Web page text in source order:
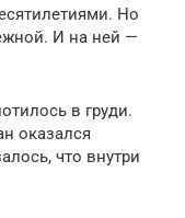
Но
И на ней —
в груди.
оказался
что внутри